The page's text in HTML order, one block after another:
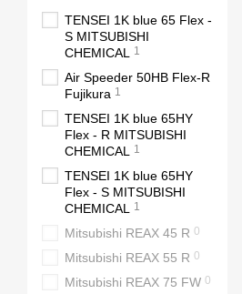
TENSEI 1K blue 65 Flex -
S MITSUBISHI
CHEMICAL
1
Air Speeder 50HB Flex-R
Fujikura 1
TENSEI 1K blue 65HY
Flex - R MITSUBISHI
CHEMICAL
1
TENSEI 1K blue 65HY
Flex - S MITSUBISHI
CHEMICAL
1
Mitsubishi REAX 45 R 0
Mitsubishi REAX 55 R 0
Mitsubishi REAX 75 FW 0